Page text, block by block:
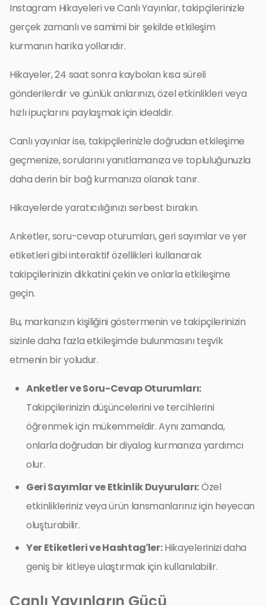
Instagram Hikayeleri ve Canlı Yayınlar, takipçilerinizle
gerçek zamanlı ve samimi bir şekilde etkileşim
kurmanın harika yollarıdır.
Hikayeler, 24 saat sonra kaybolan kısa süreli
gönderilerdir ve günlük anlarınızı, özel etkinlikleri veya
hızlı ipuçlarını paylaşmak için idealdir.
Canlı yayınlar ise, takipçilerinizle doğrudan etkileşime
geçmenize, sorularını yanıtlamanıza ve topluluğunuzla
daha derin bir bağ kurmanıza olanak tanır.
Hikayelerde yaratıcılığınızı serbest bırakın.
Anketler, soru-cevap oturumları, geri sayımlar ve yer
etiketleri gibi interaktif özellikleri kullanarak
takipçilerinizin dikkatini çekin ve onlarla etkileşime
geçin.
Bu, markanızın kişiliğini göstermenin ve takipçilerinizin
sizinle daha fazla etkileşimde bulunmasını teşvik
etmenin bir yoludur.
Anketler ve Soru-Cevap Oturumları:
Takipçilerinizin düşüncelerini ve tercihlerini
öğrenmek için mükemmeldir. Aynı zamanda,
onlarla doğrudan bir diyalog kurmanıza yardımcı
olur.
Geri Sayımlar ve Etkinlik Duyuruları:Özel
etkinlikleriniz veya ürün lansmanlarınız için heyecan
oluşturabilir.
Yer Etiketleri ve Hashtag’ler:Hikayelerinizi daha
geniş bir kitleye ulaştırmak için kullanılabilir.
Canlı Yayınların Gücü